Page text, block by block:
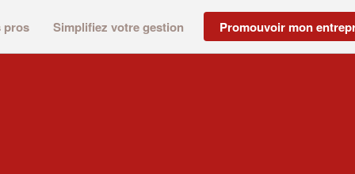
pros Simplifiez votre gestion Promouvoir mon